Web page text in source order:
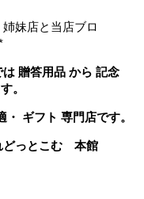
店と当店ブロ
贈答用品 から 記念
。
ギフト 専門店です。
どっとこむ 本館